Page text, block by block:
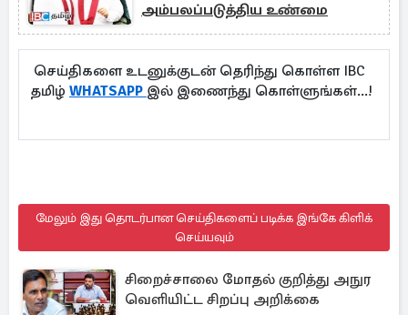
அம்பலப்படுத்திய உண்மை
செய்திகளை உடனுக்குடன் தெரிந்து கொள்ள IBC
தமிழ் WHATSAPP இல் இணைந்து கொள்ளுங்கள்...!
மேலும் இது தொடர்பான செய்திகளைப் படிக்க இங்கே கிளிக்
செய்யவும்
சிறைச்சாலை மோதல் குறித்து அநுர
வெளியிட்ட சிறப்பு அறிக்கை